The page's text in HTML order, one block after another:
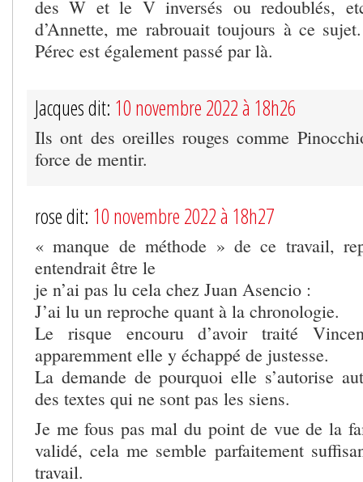
des W et le V inversés ou redoublés,
d’Annette, me rabrouait toujours à ce
Pérec est également passé par là.
Jacques dit: 10 novembre 2022 à 18h26
Ils ont des oreilles rouges comme
force de mentir.
rose dit: 10 novembre 2022 à 18h27
« manque de méthode » de ce travail,
entendrait être le
je n’ai pas lu cela chez Juan Asencio :
J’ai lu un reproche quant à la chronologie.
Le risque encouru d’avoir traité
apparemment elle y échappé de justesse.
La demande de pourquoi elle s’autorise
des textes qui ne sont pas les siens.
Je me fous pas mal du point de vue de la
validé, cela me semble parfaitement
travail.